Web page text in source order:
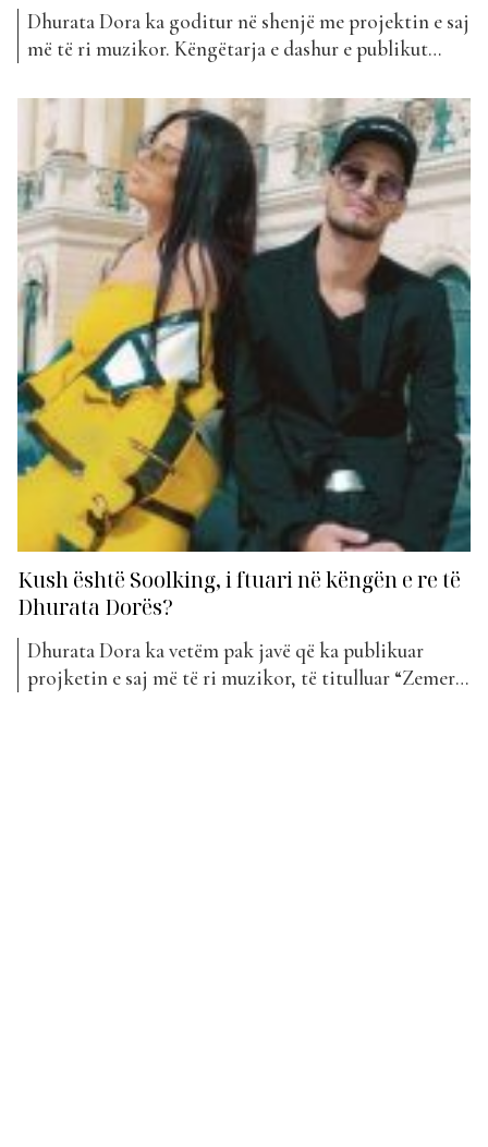
Dhurata Dora ka goditur në shenjë me projektin e saj
më të ri muzikor. Këngëtarja e dashur e publikut
titulluar “Zemër” të bashkojë fuqitë me këngëtarin e
njohur, Soolking. I publikuar vetëm pak javë më parë,
kjo këngë ka arritur të...
Kush është Soolking, i ftuari në këngën e re të
Dhurata Dorës?
Dhurata Dora ka vetëm pak javë që ka publikuar
projketin e saj më të ri muzikor, të titulluar “Zemer”.